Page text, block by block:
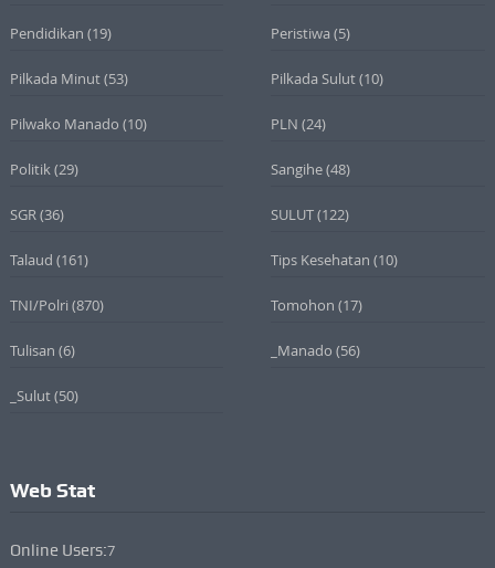
Pendidikan (19) Peristiwa (5)
Pilkada Minut(53) Pilkada Sulut(10)
Pilwako Manado (10) PLN (24)
Politik(29) Sangihe(48)
SGR(36) SULUT(122)
Talaud (161) Tips Kesehatan (10)
TNI/Polri (870) Tomohon (17)
Tulisan (6) _Manado (56)
_Sulut(50)
Web Stat
Online Users:7